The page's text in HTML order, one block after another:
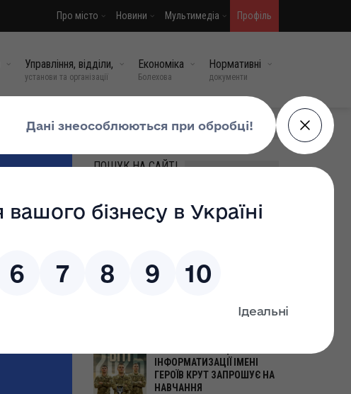
Про місто Новини Мультимедіа Профіль
Управління, відділи,
установи та організації
Економіка
Болехова
Нормативні
документи
МИ У СОЦМЕРЕЖАХ
ПОШУК НА САЙТІ
консультантів за
принципом “Рівний –
ІНФОРМАТИЗАЦІЇ ІМЕНІ
ГЕРОЇВ КРУТ ЗАПРОШУЄ НА
НАВЧАННЯ